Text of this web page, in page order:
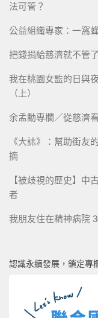
法可管？
公益組織專家：一窩
把錢捐給慈濟就不管
我在桃園女監的日與
（上）
余孟勳專欄／從慈濟
《大誌》：幫助街友
摘
【被歧視的歷史】中
者
我朋友住在精神病院
認識永續發展，鎖定專